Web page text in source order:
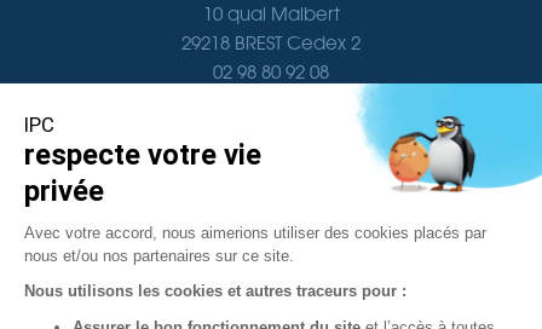
10 quai Malbert
29218 BREST Cedex 2
02 98 80 92 08
Documentation